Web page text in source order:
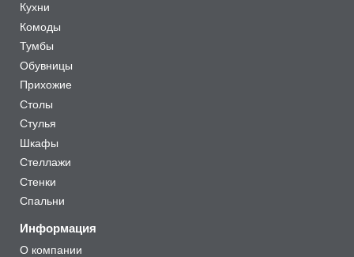
Кухни
Комоды
Тумбы
Обувницы
Прихожие
Столы
Стулья
Шкафы
Стеллажи
Стенки
Спальни
Информация
О компании